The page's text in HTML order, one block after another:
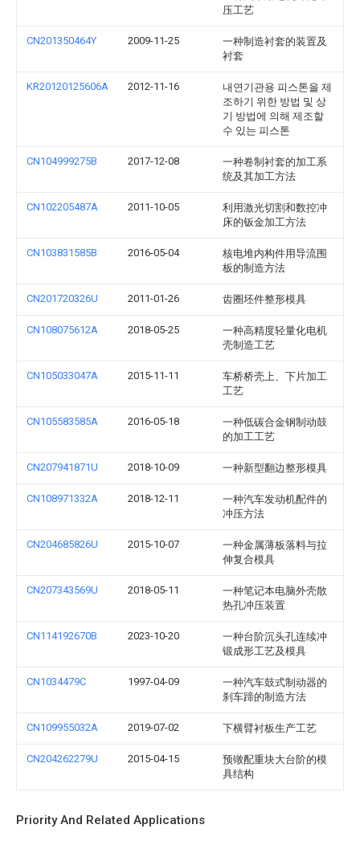
压工艺
CN201350464Y 2009-11-25
一种制造衬套的装置及
衬套
KR20120125606A 2012-11-16
내연기관용 피스톤을 제
조하기 위한 방법 및 상
기 방법에 의해 제조할
수 있는 피스톤
CN104999275B 2017-12-08
一种卷制衬套的加工系
统及其加工方法
CN102205487A 2011-10-05
利用激光切割和数控冲
床的钣金加工方法
CN103831585B 2016-05-04
核电堆内构件用导流围
板的制造方法
CN201720326U 2011-01-26 齿圈坯件整形模具
CN108075612A 2018-05-25
一种高精度轻量化电机
壳制造工艺
CN105033047A 2015-11-11
车桥桥壳上、下片加工
工艺
CN105583585A 2016-05-18
一种低碳合金钢制动鼓
的加工工艺
CN207941871U 2018-10-09 一种新型翻边整形模具
CN108971332A 2018-12-11
一种汽车发动机配件的
冲压方法
CN204685826U 2015-10-07
一种金属薄板落料与拉
伸复合模具
CN207343569U 2018-05-11
一种笔记本电脑外壳散
热孔冲压装置
CN114192670B 2023-10-20
一种台阶沉头孔连续冲
锻成形工艺及模具
CN1034479C 1997-04-09
一种汽车鼓式制动器的
刹车蹄的制造方法
CN109955032A 2019-07-02 下横臂衬板生产工艺
CN204262279U 2015-04-15
预镦配重块大台阶的模
具结构
Priority And Related Applications